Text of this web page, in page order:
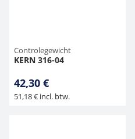
Controlegewicht
KERN 316-04
42,30 €
51,18 € incl. btw.